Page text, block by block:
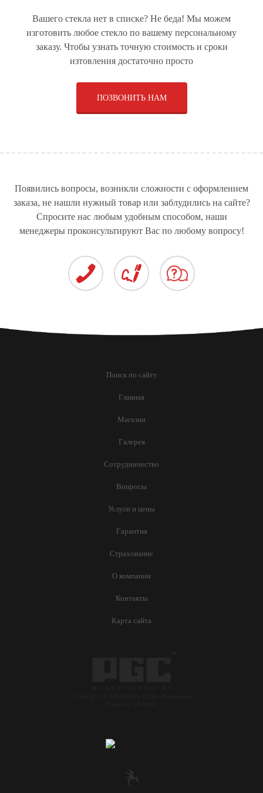
ПРОИЗВОДСТВУ
ЩЁТОЧНЫХ ДИСКОВ И
МЕТЁЛОК
ЛЕГКОВЫХ
СПЕЦТЕХНИКИ
СТЁКЛА ДЛЯ
АВТОМОБИЛЕЙ
Вашего стекла нет в списке? Не беда! Мы можем
изготовить любое стекло по вашему персональному
заказу. Чтобы узнать точную стоимость и сроки
изтовления достаточно просто
ПОЗВОНИТЬ НАМ
Появились вопросы, возникли сложности с оформлением
заказа, не нашли нужный товар или заблудились на сайте?
Спросите нас любым удобным способом, наши
менеджеры проконсультируют Вас по любому вопросу!
Поиск по сайту
Главная
Магазин
Галерея
Сотрудничество
Вопросы
Услуги и цены
Гарантия
Страхование
О компании
Контакты
Карта сайта